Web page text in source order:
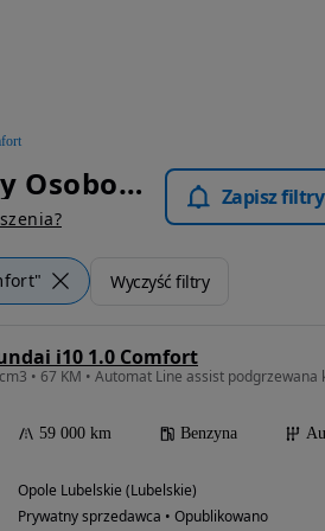
Hyundai i10 - Samochody Osobowe Zapisz
Wyczyść filtry
i10 1.0 Comfort
• 67 KM • Automat Line assist
59 000 km Benzyna
Opole Lubelskie (Lubelskie)
Prywatny sprzedawca • Opublikowano